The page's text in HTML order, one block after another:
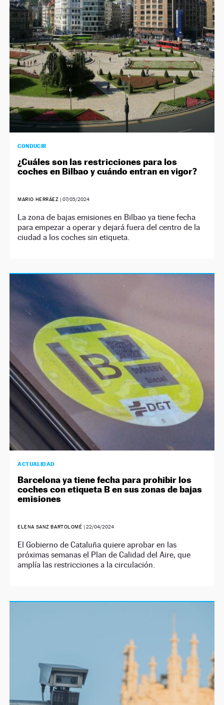
CONDUCIR
¿Cuáles son las restricciones para los
coches en Bilbao y cuándo entran en vigor?
MARIO HERRÁEZ | 07/05/2024
La zona de bajas emisiones en Bilbao ya tiene fecha
para empezar a operar y dejará fuera del centro de la
ciudad a los coches sin etiqueta.
ACTUALIDAD
Barcelona ya tiene fecha para prohibir los
coches con etiqueta B en sus zonas de bajas
emisiones
ELENA SANZ BARTOLOMÉ | 22/04/2024
El Gobierno de Cataluña quiere aprobar en las
próximas semanas el Plan de Calidad del Aire, que
amplía las restricciones a la circulación.